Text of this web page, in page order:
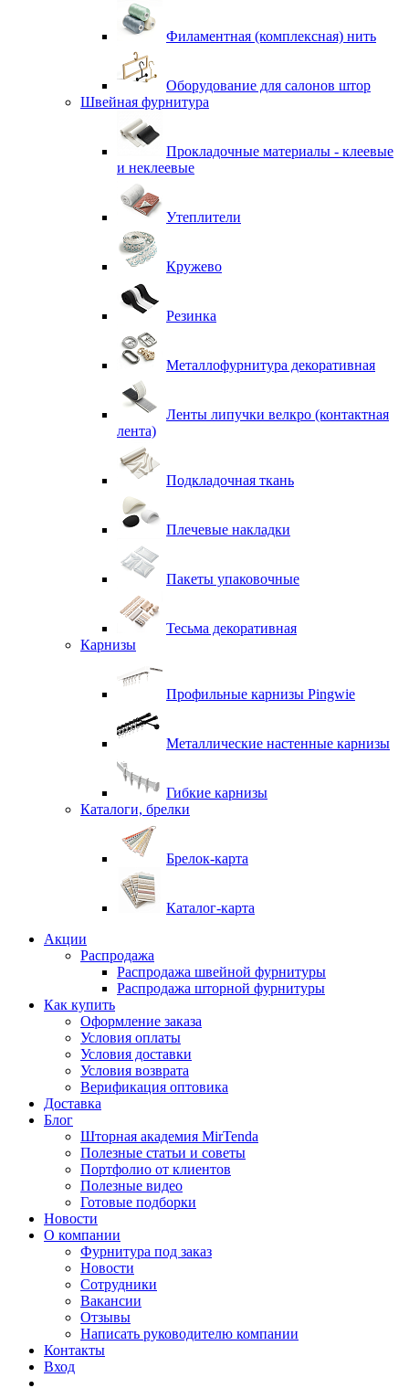
Филаментная (комплексная) нить
Оборудование для салонов штор
Швейная фурнитура
Прокладочные материалы - клеевые
и неклеевые
Утеплители
Кружево
Резинка
Металлофурнитура декоративная
Ленты липучки велкро (контактная
лента)
Подкладочная ткань
Плечевые накладки
Пакеты упаковочные
Тесьма декоративная
Карнизы
Профильные карнизы Pingwie
Металлические настенные карнизы
Гибкие карнизы
Каталоги, брелки
Брелок-карта
Каталог-карта
Акции
Распродажа
Распродажа швейной фурнитуры
Распродажа шторной фурнитуры
Как купить
Оформление заказа
Условия оплаты
Условия доставки
Условия возврата
Верификация оптовика
Доставка
Блог
Шторная академия MirTenda
Полезные статьи и советы
Портфолио от клиентов
Полезные видео
Готовые подборки
Новости
О компании
Фурнитура под заказ
Новости
Сотрудники
Вакансии
Отзывы
Написать руководителю компании
Контакты
Вход